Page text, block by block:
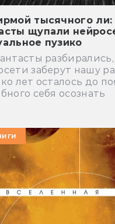
тысячного ли:
щупали
пузико
разбирались,
заберут нашу
лет осталось до
себя осознать